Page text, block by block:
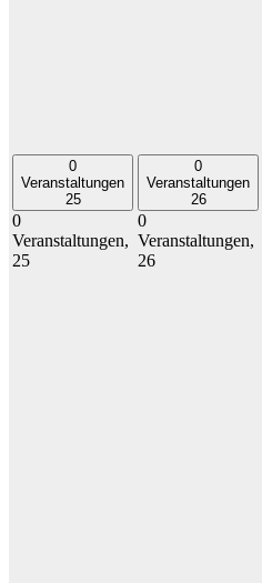
0
Veranstaltungen
25
0
Veranstaltungen,
25
0
Veranstaltungen
26
0
Veranstaltungen,
26